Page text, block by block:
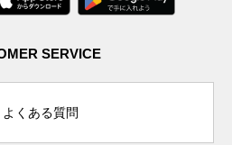
SERVICE
よくある質問